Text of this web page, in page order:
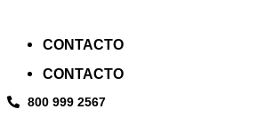
CONTACTO
CONTACTO
800 999 2567